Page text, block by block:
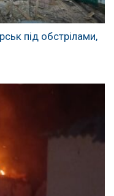
під обстрілами,